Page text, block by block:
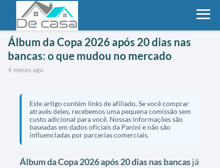
Álbum da Copa 2026 após 20 dias nas
bancas: o que mudou no mercado
4 meses ago
Este artigo contém links de afiliado. Se você comprar
através deles, recebemos uma pequena comissão sem
custo adicional para você. Nossas informações são
baseadas em dados oficiais da Panini e não são
influenciadas por parcerias comerciais.
Álbum da Copa 2026 após 20 dias nas bancasjá